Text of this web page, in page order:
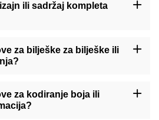
ili sadržaj kompleta
da kontaktirate našu podršku ili
za dostupne usluge prilagođavanja.
za bilješke za bilješke ili
ili organizaciju planera,
lako dodavanje i pomicanje bilješaka
za kodiranje boja ili